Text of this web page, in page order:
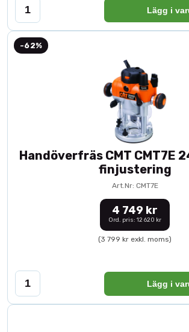
Lägg i
-62%
Handöverfräs CMT CMT7E
finjustering
Art.Nr: CMT7E
4 749 kr
Ord. pris: 12 620 kr
(3 799 kr exkl. moms)
Lägg i